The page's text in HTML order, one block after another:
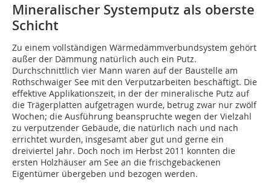
Mineralischer Systemputz als oberste
Schicht
Zu einem vollständigen Wärmedämmverbundsystem gehört
außer der Dämmung natürlich auch ein Putz.
Durchschnittlich vier Mann waren auf der Baustelle am
Rothschwaiger See mit den Verputzarbeiten beschäftigt. Die
effektive Applikationszeit, in der der mineralische Putz auf
die Trägerplatten aufgetragen wurde, betrug zwar nur zwölf
Wochen; die Ausführung beanspruchte wegen der Vielzahl
zu verputzender Gebäude, die natürlich nach und nach
errichtet wurden, insgesamt aber gut und gerne ein
dreiviertel Jahr. Doch noch im Herbst 2011 konnten die
ersten Holzhäuser am See an die frischgebackenen
Eigentümer übergeben und bezogen werden.